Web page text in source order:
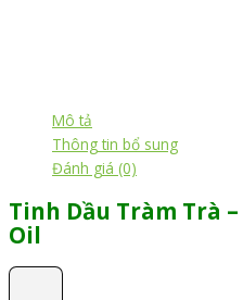
Mô tả
Thông tin bổ sung
Đánh giá (0)
Tinh Dầu Tràm Trà
Oil